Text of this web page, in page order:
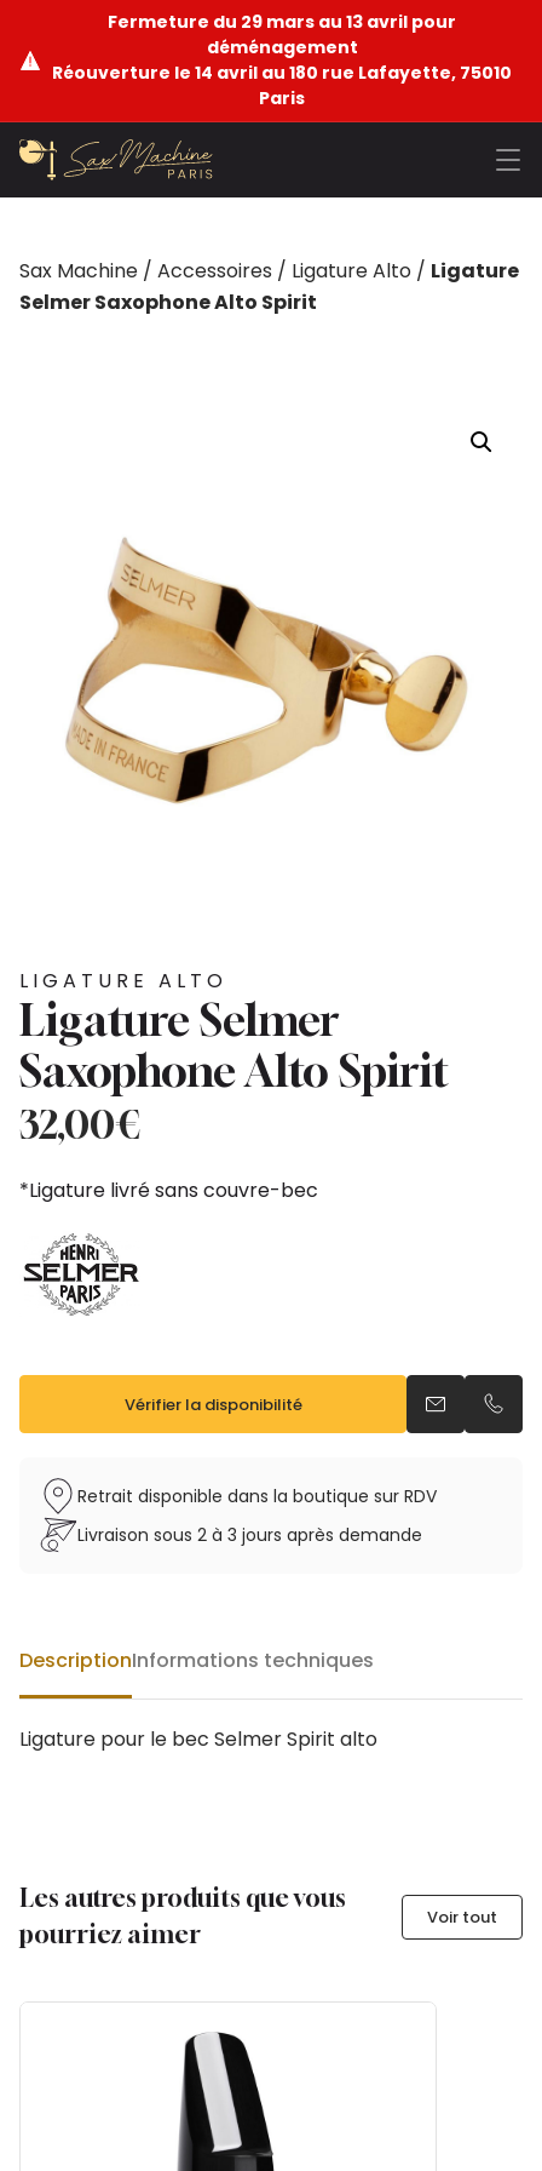
Fermeture du 29 mars au 13 avril pour
déménagement
Réouverture le 14 avril au 180 rue Lafayette, 75010
Paris
Sax Machine / Accessoires / Ligature Alto / Ligature
Selmer Saxophone Alto Spirit
LIGATURE ALTO
Ligature Selmer
Saxophone Alto Spirit
32,00€
*Ligature livré sans couvre-bec
Vérifier la disponibilité Envoyer un
Retrait disponible dans la boutique sur RDV
Livraison sous 2 à 3 jours après demande
DescriptionInformations techniques
Ligature pour le bec Selmer Spirit alto
Les autres produits que vous
pourriez aimer
Voir tout